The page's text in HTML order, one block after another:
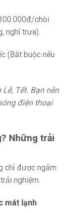
chòi
nghỉ trưa).
(Bắt buộc nếu
Tết. Bạn nên
điện thoại
Những trải
chỉ được ngắm
nghiệm.
mát lạnh